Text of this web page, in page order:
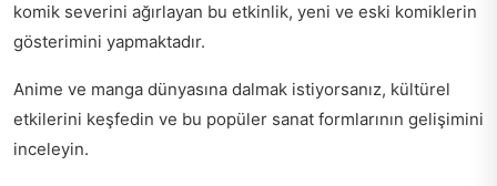
komik severini ağırlayan bu etkinlik, yeni ve eski komiklerin
gösterimini yapmaktadır.
Anime ve manga dünyasına dalmak istiyorsanız, kültürel
etkilerini keşfedin ve bu popüler sanat formlarının gelişimini
inceleyin.